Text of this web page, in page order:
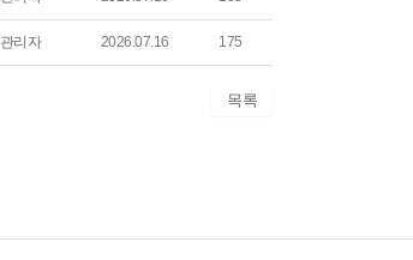
관리자 2026.07.16 175
목록